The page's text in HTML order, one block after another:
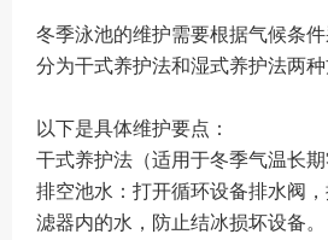
泳池
体验
合作
冬季泳池的维护需要根据气候条
分为干式养护法和湿式养护法两
以下是具体维护要点：
干式养护法（适用于冬季气温长期
排空池水 ：打开循环设备排水阀
滤器内的水，防止结冰损坏设备。